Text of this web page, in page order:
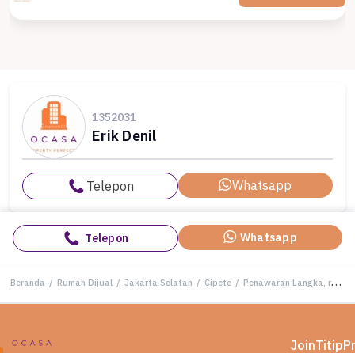
1352031
Erik Denil
Telepon Whatsapp
Telepon Whatsapp
Beranda / Rumah Dijual / Jakarta Selatan / Cipete / Penawaran Langka, rumah Prestisius di Cipete, Jakarta Selatan, LB 348m²
JoinTitip